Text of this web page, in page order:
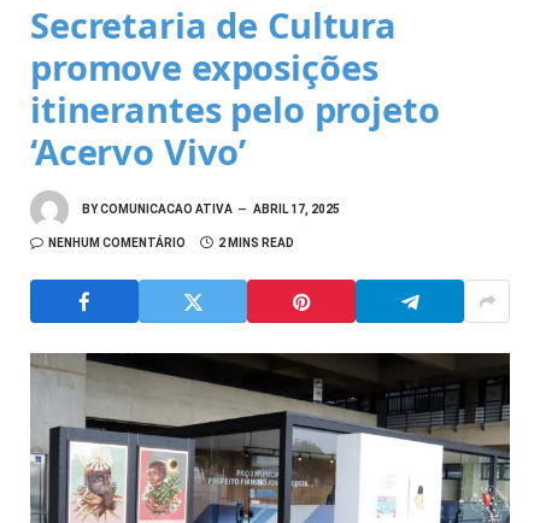
Secretaria de Cultura
promove exposições
itinerantes pelo projeto
‘Acervo Vivo’
BYCOMUNICACAO ATIVA ABRIL 17, 2025
NENHUM COMENTÁRIO 2 MINS READ